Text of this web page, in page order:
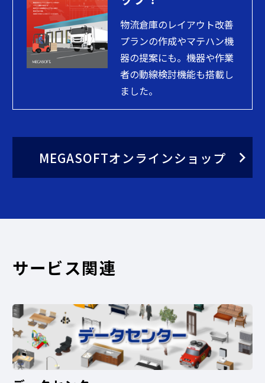
物流倉庫のレイアウト改善
プランの作成やマテハン機
器の提案にも。機器や作業
者の動線検討機能も搭載し
ました。
MEGASOFTオンラインショップ
サービス関連